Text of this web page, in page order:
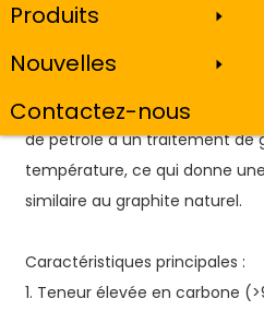
Produits
Nouvelles
Contactez-nous
13 juin 2025
haute teneur en carbone
de pétrole à un traitement de
température, ce qui donne
similaire au graphite naturel.
Caractéristiques principales :
1. Teneur élevée en carbone